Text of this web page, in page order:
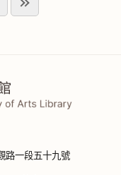
路一段五十九號